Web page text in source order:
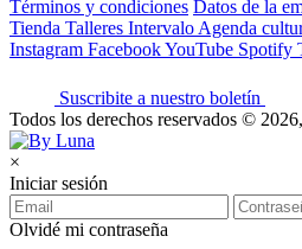
Términos y condiciones Datos de la
Tienda Talleres Intervalo Agenda
Instagram FacebookYouTube Spotify
Suscribite a nuestro boletín
Todos los derechos reservados ©
×
Iniciar sesión
Olvidé mi contraseña